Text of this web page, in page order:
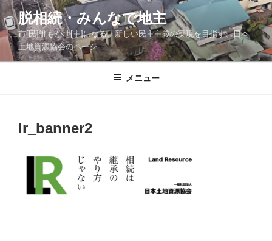
コ
ン
テ
ツ
脱相続・みんなで地主
市[民]誰もが地[主]になる、新しい民主主義の実現を目指す、日本
土地資源協会のページ
メニュー
lr_banner2